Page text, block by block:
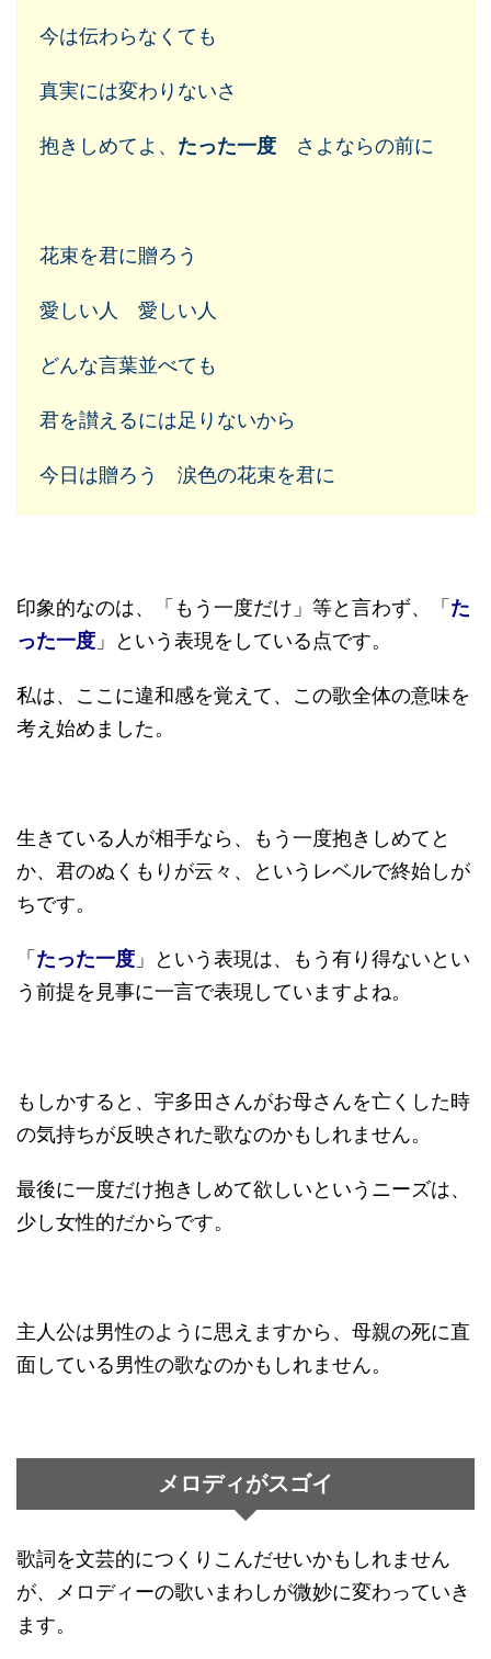
今は伝わらなくても
真実には変わりないさ
抱きしめてよ、 たった一度 さよならの前に
花束を君に贈ろう
愛しい人 愛しい人
どんな言葉並べても
君を讃えるには足りないから
今日は贈ろう 涙色の花束を君に
印象的なのは、「もう一度だけ」等と言わず、「 た
った一度 」という表現をしている点です。
私は、ここに違和感を覚えて、この歌全体の意味を
考え始めました。
生きている人が相手なら、もう一度抱きしめてと
か、君のぬくもりが云々、というレベルで終始しが
ちです。
「 たった一度 」という表現は、もう有り得ないとい
う前提を見事に一言で表現していますよね。
もしかすると、宇多田さんがお母さんを亡くした時
の気持ちが反映された歌なのかもしれません。
最後に一度だけ抱きしめて欲しいというニーズは、
少し女性的だからです。
主人公は男性のように思えますから、母親の死に直
面している男性の歌なのかもしれません。
メロディがスゴイ
歌詞を文芸的につくりこんだせいかもしれません
が、メロディーの歌いまわしが微妙に変わっていき
ます。